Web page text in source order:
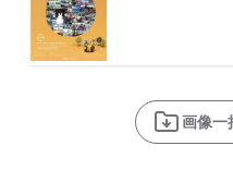
画像一